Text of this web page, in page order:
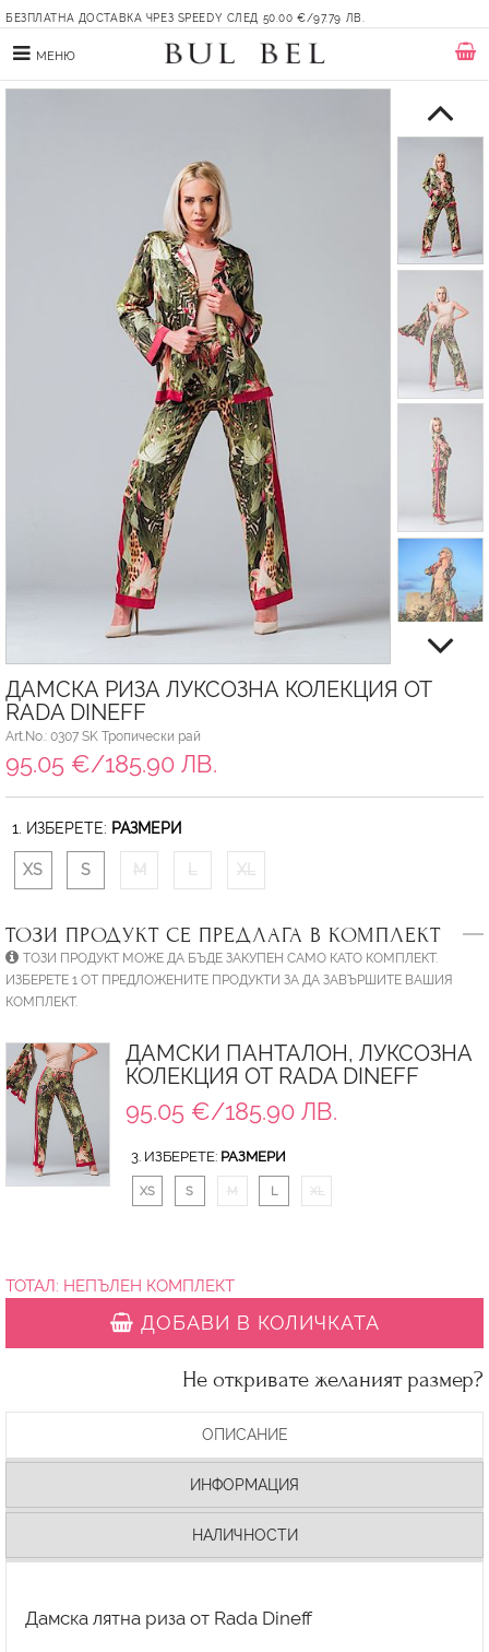
БЕЗПЛАТНА ДОСТАВКА ЧРЕЗ SPEEDY СЛЕД 50.00 €/97.79 ЛВ.
МЕНЮ
ДАМСКА РИЗА ЛУКСОЗНА КОЛЕКЦИЯ ОТ
RADA DINEFF
Art.No.: 0307 SK Тропически рай
95.05 €/185.90 ЛВ.
1. ИЗБЕРЕТЕ: РАЗМЕРИ
XS S M L XL
ТОЗИ ПРОДУКТ СЕ ПРЕДЛАГА В КОМПЛЕКТ
ТОЗИ ПРОДУКТ МОЖЕ ДА БЪДЕ ЗАКУПЕН САМО КАТО КОМПЛЕКТ.
ИЗБЕРЕТЕ 1 ОТ ПРЕДЛОЖЕНИТЕ ПРОДУКТИ ЗА ДА ЗАВЪРШИТЕ ВАШИЯ
КОМПЛЕКТ.
ДАМСКИ ПАНТАЛОН, ЛУКСОЗНА
КОЛЕКЦИЯ ОТ RADA DINEFF
95.05 €/185.90 ЛВ.
3. ИЗБЕРЕТЕ: РАЗМЕРИ
XS S M L XL
ТОТАЛ: НЕПЪЛЕН КОМПЛЕКТ
ДОБАВИ В КОЛИЧКАТА
Не откривате желаният размер?
ОПИСАНИЕ
ИНФОРМАЦИЯ
НАЛИЧНОСТИ
Дамска лятна риза от Rada Dineff